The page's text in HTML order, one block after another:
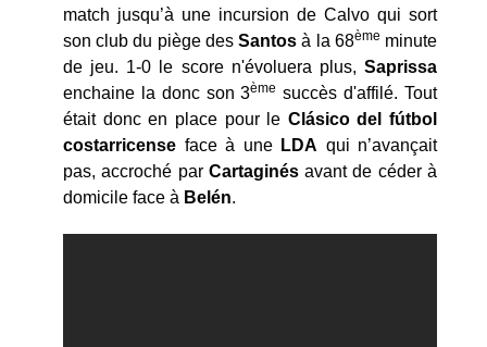
match jusqu’à une incursion de Calvo qui sort
son club du piège desSantos à la 68ème minute
de jeu. 1-0 le score n'évoluera plus, Saprissa
enchaine la donc son 3ème succès d'affilé. Tout
était donc en place pour le Clásico del fútbol
costarricense face à une LDA qui n’avançait
pas, accroché par Cartaginésavant de céder à
domicile face à Belén.